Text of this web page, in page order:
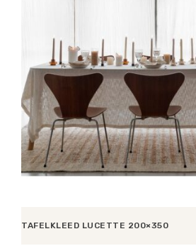
TAFELKLEED LUCETTE 200×350